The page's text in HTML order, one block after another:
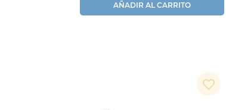
AÑADIR AL CARRITO
favorite_border